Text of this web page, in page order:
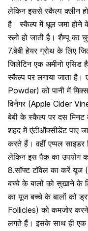
लेकिन इससे स्कैल्प क्लीन
है। स्कैल्प में धूल जमा होने
स्लो हो जाती है।शैम्पू का
7.बेबी हेयर ग्रोथ के लिए
जिलेटिन एक अमीनो एसिड
स्कैल्प पर लगाया जाता
Powder) को पानी में
विनेगर (Apple Cider
बेबी के स्कैल्प पर दस मिनट
शहद में एंटीऑक्सीडेंट पाए
करते हैं। वहीं एप्पल
लेकिन इस पैक का उपयोग
8.सॉफ्ट टॉवेल का करें
बच्चे के बालों को सुखाने के
का यूज बच्चे के बालों को
Follicles) को कमजोर
लगते हैं। इसके साथ ही एक